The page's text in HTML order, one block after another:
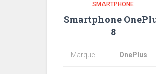
SMARTPHONE
Smartphone
8
Marque OnePlus